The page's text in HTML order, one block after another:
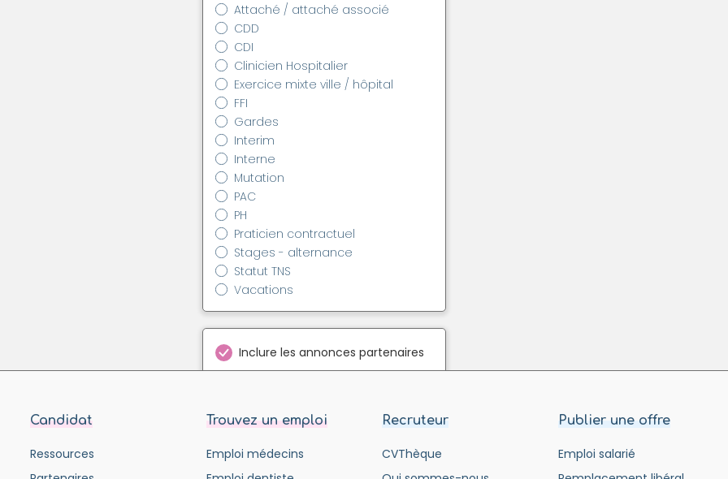
Attaché / attaché associé
CDD
CDI
Clinicien Hospitalier
Exercice mixte ville / hôpital
FFI
Gardes
Interim
Interne
Mutation
PAC
PH
Praticien contractuel
Stages - alternance
Statut TNS
Vacations
Inclure les annonces partenaires
Candidat
Ressources
Trouvez un emploi
Emploi médecins
Recruteur
CVThèque
Publier une offre
Emploi salarié